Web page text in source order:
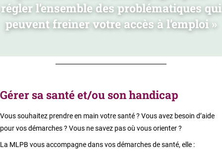
régler l’ensemble des problématiques qui
peuvent freiner votre accès à l’emploi »
Gérer sa santé et/ou son handicap
Vous souhaitez prendre en main votre santé ? Vous avez besoin d’aide
pour vos démarches ? Vous ne savez pas où vous orienter ?
La MLPB vous accompagne dans vos démarches de santé, elle :